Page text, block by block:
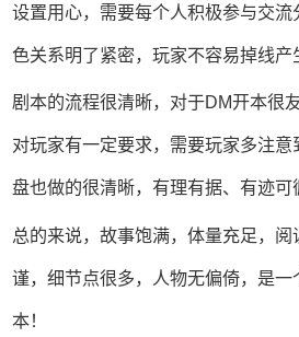
设置用心，需要每个人积极参与交流
色关系明了紧密，玩家不容易掉线产
剧本的流程很清晰，对于DM开本很
对玩家有一定要求，需要玩家多注
盘也做的很清晰，有理有据、有迹可
总的来说，故事饱满，体量充足，
谨，细节点很多，人物无偏倚，是一
本！